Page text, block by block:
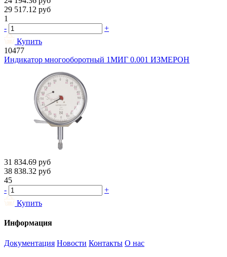
29 517.12 руб
1
-
+
Купить
10477
Индикатор многооборотный 1МИГ 0.001 ИЗМЕРОН
31 834.69 руб
38 838.32 руб
45
-
+
Купить
Информация
Документация Новости Контакты О нас